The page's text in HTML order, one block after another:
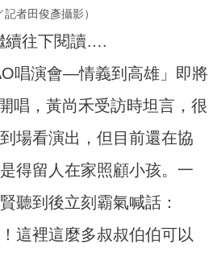
者田俊彥攝影）
續往下閱讀….
唱演會—情義到高雄」即將
唱，黃尚禾受訪時坦言，很
場看演出，但目前還在協
得留人在家照顧小孩。一
聽到後立刻霸氣喊話：
這裡這麼多叔叔伯伯可以